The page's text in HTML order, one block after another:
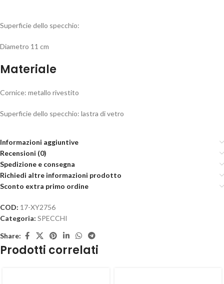
Superficie dello specchio:
Diametro 11 cm
Materiale
Cornice: metallo rivestito
Superficie dello specchio: lastra di vetro
Informazioni aggiuntive
Recensioni (0)
Spedizione e consegna
Richiedi altre informazioni prodotto
Sconto extra primo ordine
COD: 17-XY2756
Categoria: SPECCHI
Share:
Prodotti correlati